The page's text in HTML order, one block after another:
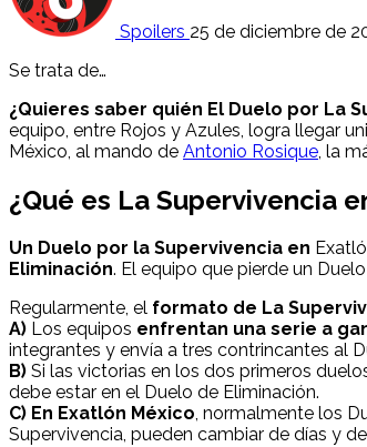
Spoilers 25 de diciembre de
Se trata de…
¿Quieres saber quién El Duelo por La
equipo, entre Rojos y Azules, logra llegar
México, al mando de Antonio Rosique , la
¿Qué es La Supervivencia
Un Duelo por la Supervivencia en
Eliminación. El equipo que pierde un
Regularmente, el formato de La
A) Los equipos enfrentan una serie a
integrantes y envía a tres contrincantes al
B) Si las victorias en los dos primeros
debe estar en el Duelo de Eliminación.
C) En Exatlón México, normalmente los
Supervivencia, pueden cambiar de días y